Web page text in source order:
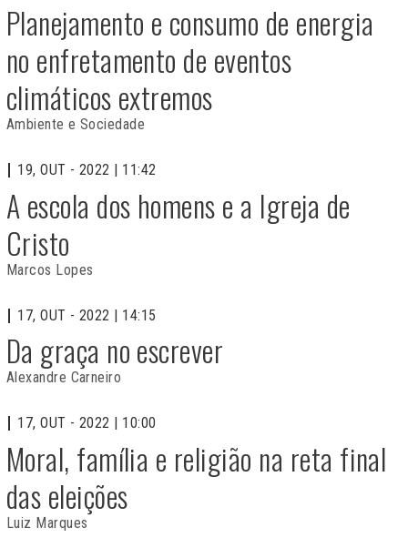
Planejamento e consumo de energia
no enfretamento de eventos
climáticos extremos
Ambiente e Sociedade
19, OUT - 2022 | 11:42
A escola dos homens e a Igreja de
Cristo
Marcos Lopes
17, OUT - 2022 | 14:15
Da graça no escrever
Alexandre Carneiro
17, OUT - 2022 | 10:00
Moral, família e religião na reta final
das eleições
Luiz Marques